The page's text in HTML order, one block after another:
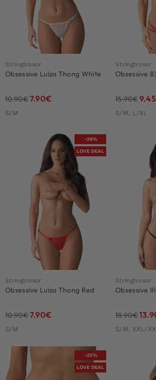
Stringtrosor
Obsessive Luiza Thong White
10.90€7.90€
S/M
Stringtrosor
Obsessive
15.90€9.45
S/M, L/XL
-28%
LOVE DEAL
Stringtrosor
Obsessive Luiza Thong Red
10.90€7.90€
S/M
Stringtrosor
Obsessive
18.90€
S/M, XXL/
-25%
LOVE DEAL